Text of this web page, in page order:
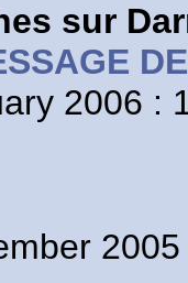
sur
2006 :